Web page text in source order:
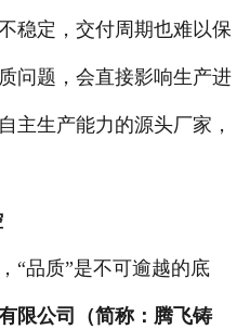
稳定，交付周期也难以保
问题，会直接影响生产进
主生产能力的源头厂家，
品质”是不可逾越的底
限公司（简称：腾飞铸